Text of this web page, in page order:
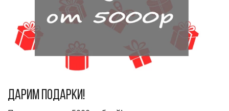
Дарим подарки!